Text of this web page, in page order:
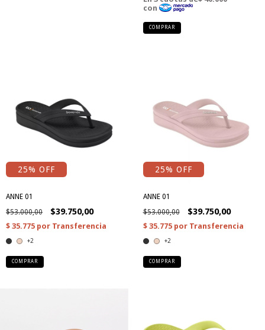
COMPRAR
25% OFF
ANNE 01
$53.000,00
$39.750,00
+2
COMPRAR
25% OFF
ANNE 01
$53.000,00
$39.750,00
+2
COMPRAR